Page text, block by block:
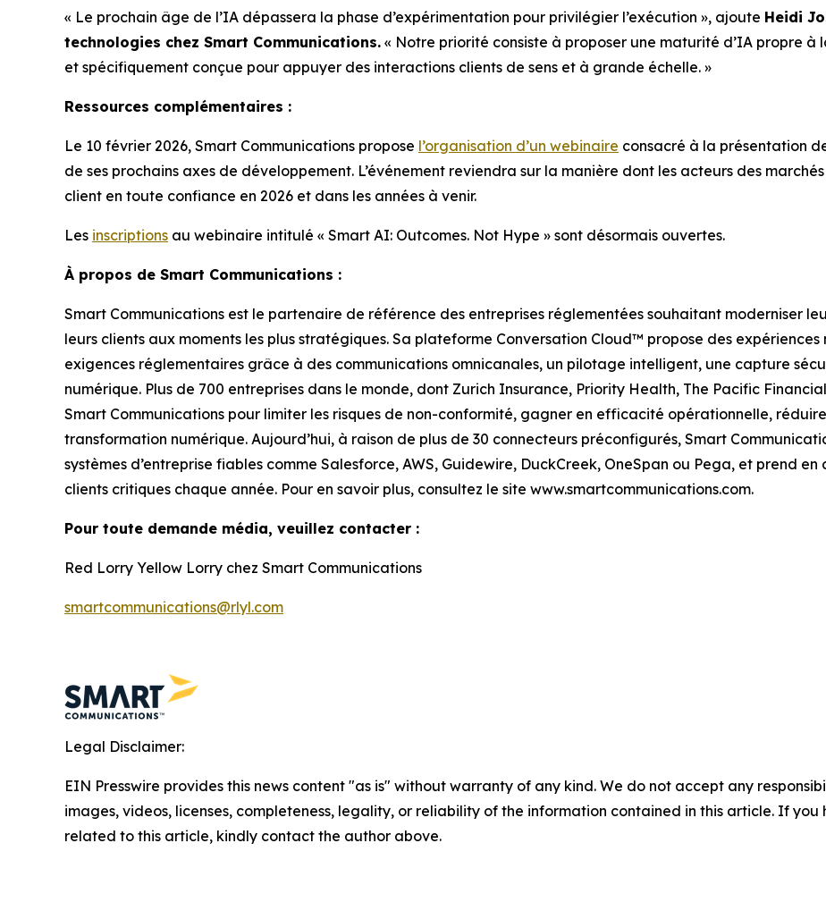
« Le prochain âge de l’IA dépassera la phase d’expérimentation pour privilégier l’exécution », ajoute Heidi
technologies chez Smart Communications. « Notre priorité consiste à proposer une maturité d’IA propre
et spécifiquement conçue pour appuyer des interactions clients de sens et à grande échelle. »
Ressources complémentaires :
Le 10 février 2026, Smart Communications propose l’organisation d’un webinaire consacré à la présentation
de ses prochains axes de développement. L’événement reviendra sur la manière dont les acteurs des
client en toute confiance en 2026 et dans les années à venir.
Les inscriptions au webinaire intitulé « Smart AI: Outcomes. Not Hype » sont désormais ouvertes.
À propos de Smart Communications :
Smart Communications est le partenaire de référence des entreprises réglementées souhaitant moderniser
leurs clients aux moments les plus stratégiques. Sa plateforme Conversation Cloud™ propose des
exigences réglementaires grâce à des communications omnicanales, un pilotage intelligent, une capture
numérique. Plus de 700 entreprises dans le monde, dont Zurich Insurance, Priority Health, The Pacific
Smart Communications pour limiter les risques de non-conformité, gagner en efficacité opérationnelle,
transformation numérique. Aujourd’hui, à raison de plus de 30 connecteurs préconfigurés, Smart
systèmes d’entreprise fiables comme Salesforce, AWS, Guidewire, DuckCreek, OneSpan ou Pega, et prend
clients critiques chaque année. Pour en savoir plus, consultez le site www.smartcommunications.com.
Pour toute demande média, veuillez contacter :
Red Lorry Yellow Lorry chez Smart Communications
smartcommunications@rlyl.com
Legal Disclaimer:
EIN Presswire provides this news content "as is" without warranty of any kind. We do not accept any
images, videos, licenses, completeness, legality, or reliability of the information contained in this article. If
related to this article, kindly contact the author above.